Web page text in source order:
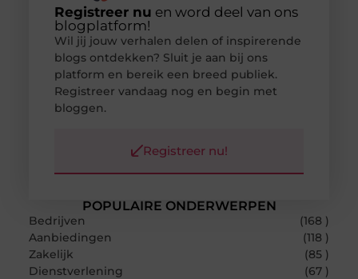
POPULAIRE ONDERWERPEN
Bedrijven
(168 )
Aanbiedingen
(118 )
Zakelijk
(85 )
Dienstverlening
(67 )
Registreer nu en word deel van ons
blogplatform!
Wil jij jouw verhalen delen of inspirerende
blogs ontdekken? Sluit je aan bij ons
platform en bereik een breed publiek.
Registreer vandaag nog en begin met
bloggen.
Registreer nu!